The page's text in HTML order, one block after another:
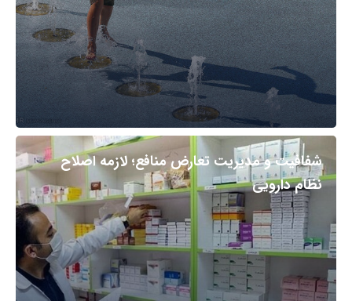
شفافیت و مدیریت تعارض منافع؛ لازمه اصلاح
نظام دارویی